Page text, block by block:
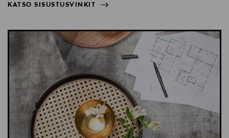
KATSO SISUSTUSVINKIT
KATSO SISUSTUSVINKIT